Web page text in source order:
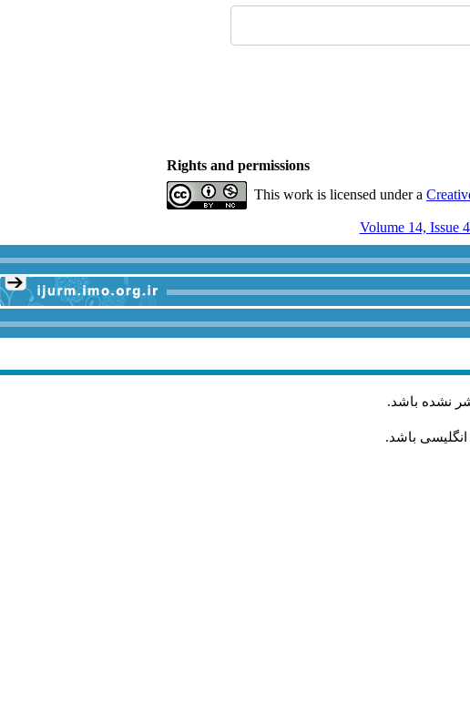
Rights and permissions
This work is licensed under a
نشده باشد.
باشد.